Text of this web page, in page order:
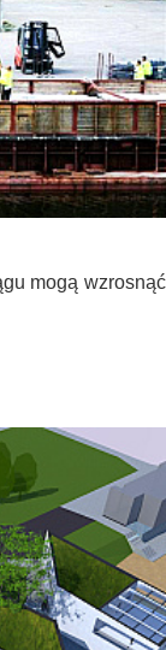
mogą wzrosnąć